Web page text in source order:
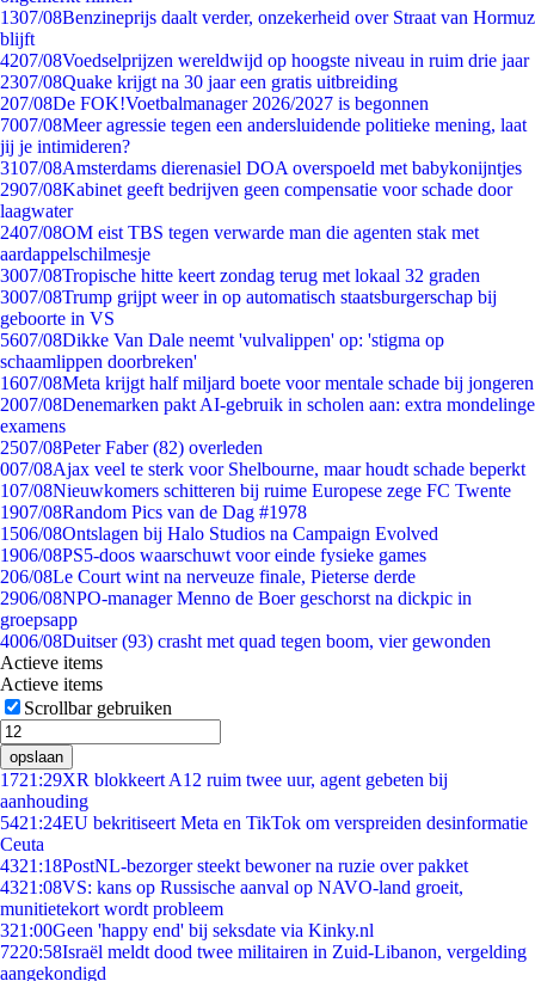
1307/08Benzineprijs daalt verder, onzekerheid over Straat van Hormuz
blijft
4207/08Voedselprijzen wereldwijd op hoogste niveau in ruim drie jaar
2307/08Quake krijgt na 30 jaar een gratis uitbreiding
207/08De FOK!Voetbalmanager 2026/2027 is begonnen
7007/08Meer agressie tegen een andersluidende politieke mening, laat
jij je intimideren?
3107/08Amsterdams dierenasiel DOA overspoeld met babykonijntjes
2907/08Kabinet geeft bedrijven geen compensatie voor schade door
laagwater
2407/08OM eist TBS tegen verwarde man die agenten stak met
aardappelschilmesje
3007/08Tropische hitte keert zondag terug met lokaal 32 graden
3007/08Trump grijpt weer in op automatisch staatsburgerschap bij
geboorte in VS
5607/08Dikke Van Dale neemt 'vulvalippen' op: 'stigma op
schaamlippen doorbreken'
1607/08Meta krijgt half miljard boete voor mentale schade bij jongeren
2007/08Denemarken pakt AI-gebruik in scholen aan: extra mondelinge
examens
2507/08Peter Faber (82) overleden
007/08Ajax veel te sterk voor Shelbourne, maar houdt schade beperkt
107/08Nieuwkomers schitteren bij ruime Europese zege FC Twente
1907/08Random Pics van de Dag #1978
1506/08Ontslagen bij Halo Studios na Campaign Evolved
1906/08PS5-doos waarschuwt voor einde fysieke games
206/08Le Court wint na nerveuze finale, Pieterse derde
2906/08NPO-manager Menno de Boer geschorst na dickpic in
groepsapp
4006/08Duitser (93) crasht met quad tegen boom, vier gewonden
Actieve items
Actieve items
Scrollbar gebruiken
opslaan
1721:29XR blokkeert A12 ruim twee uur, agent gebeten bij
aanhouding
5421:24EU bekritiseert Meta en TikTok om verspreiden desinformatie
Ceuta
4321:18PostNL-bezorger steekt bewoner na ruzie over pakket
4321:08VS: kans op Russische aanval op NAVO-land groeit,
munitietekort wordt probleem
321:00Geen 'happy end' bij seksdate via Kinky.nl
7220:58Israël meldt dood twee militairen in Zuid-Libanon, vergelding
aangekondigd